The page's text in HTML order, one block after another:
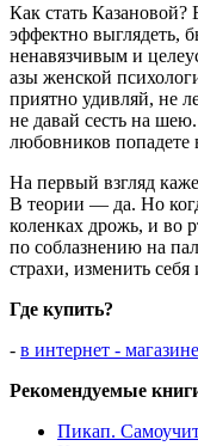
Как стать
эффектно выглядеть,
ненавязчивым и
азы женской
приятно удивляй, не
не давай сесть на
любовников попадете
На первый взгляд
В теории — да. Но
коленках дрожь, и во
по соблазнению на
страхи, изменить
Где купить?
- в интернет -
Рекомендуемые
Пикап.